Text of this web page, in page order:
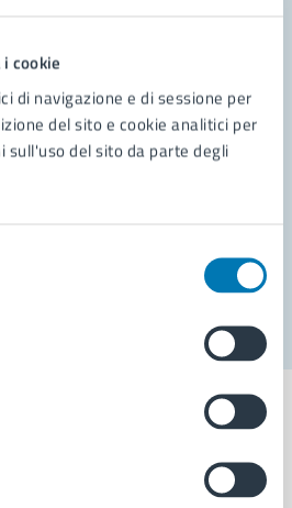
cookie
di navigazione e di sessione per
del sito e cookie analitici per
sull'uso del sito da parte degli